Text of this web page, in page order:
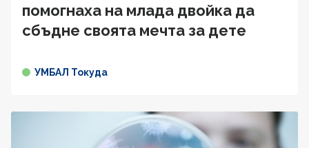
помогнаха на млада двойка да
сбъдне своята мечта за дете
УМБАЛ Токуда